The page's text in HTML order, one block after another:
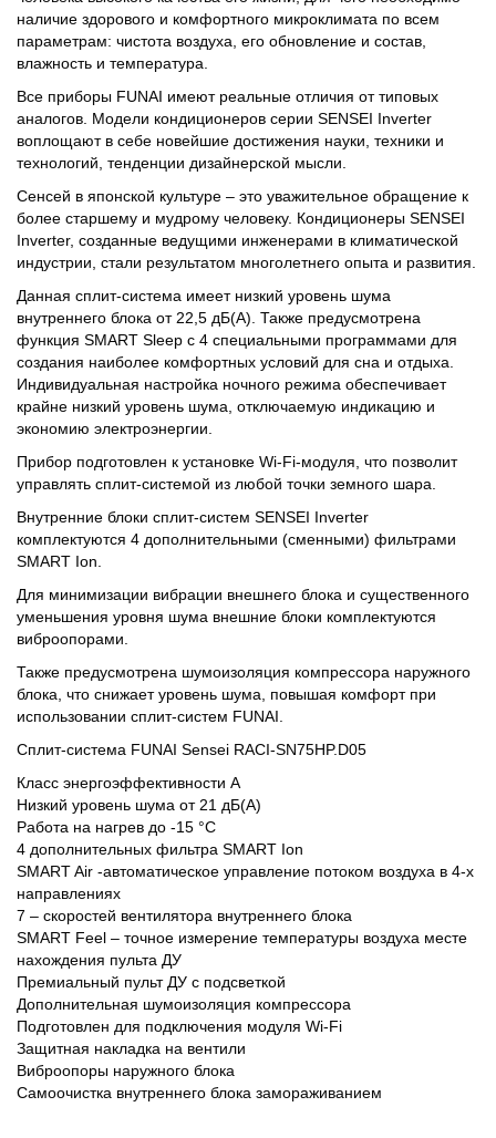
наличие здорового и комфортного микроклимата по всем
параметрам: чистота воздуха, его обновление и состав,
влажность и температура.
Все приборы FUNAI имеют реальные отличия от типовых
аналогов. Модели кондиционеров серии SENSEI Inverter
воплощают в себе новейшие достижения науки, техники и
технологий, тенденции дизайнерской мысли.
Сенсей в японской культуре – это уважительное обращение к
более старшему и мудрому человеку. Кондиционеры SENSEI
Inverter, созданные ведущими инженерами в климатической
индустрии, стали результатом многолетнего опыта и развития.
Данная сплит-система имеет низкий уровень шума
внутреннего блока от 22,5 дБ(А). Также предусмотрена
функция SMART Sleep с 4 специальными программами для
создания наиболее комфортных условий для сна и отдыха.
Индивидуальная настройка ночного режима обеспечивает
крайне низкий уровень шума, отключаемую индикацию и
экономию электроэнергии.
Прибор подготовлен к установке Wi-Fi-модуля, что позволит
управлять сплит-системой из любой точки земного шара.
Внутренние блоки сплит-систем SENSEI Inverter
комплектуются 4 дополнительными (сменными) фильтрами
SMART Ion.
Для минимизации вибрации внешнего блока и существенного
уменьшения уровня шума внешние блоки комплектуются
виброопорами.
Также предусмотрена шумоизоляция компрессора наружного
блока, что снижает уровень шума, повышая комфорт при
использовании сплит-систем FUNAI.
Сплит-система FUNAI Sensei RACI-SN75HP.D05
Класс энергоэффективности A
Низкий уровень шума от 21 дБ(А)
Работа на нагрев до -15 °С
4 дополнительных фильтра SMART Ion
SMART Air -автоматическое управление потоком воздуха в 4-х
направлениях
7 – скоростей вентилятора внутреннего блока
SMART Feel – точное измерение температуры воздуха месте
нахождения пульта ДУ
Премиальный пульт ДУ с подсветкой
Дополнительная шумоизоляция компрессора
Подготовлен для подключения модуля Wi-Fi
Защитная накладка на вентили
Виброопоры наружного блока
Самоочистка внутреннего блока замораживанием